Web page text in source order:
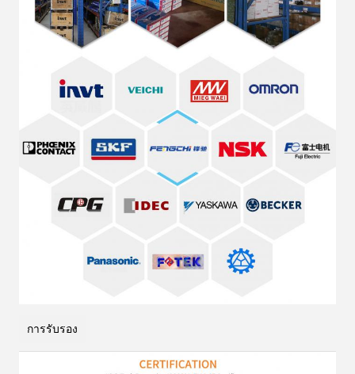
การรับรอง